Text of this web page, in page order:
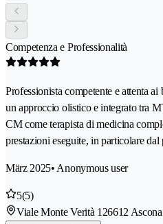
Competenza e Professionalità
Professionista competente e attenta
un approccio olistico e integrato tra
CM come terapista di medicina
prestazioni eseguite, in particolare
März 2025• Anonymous user
5(5)
Viale Monte Verità 126612 Ascona